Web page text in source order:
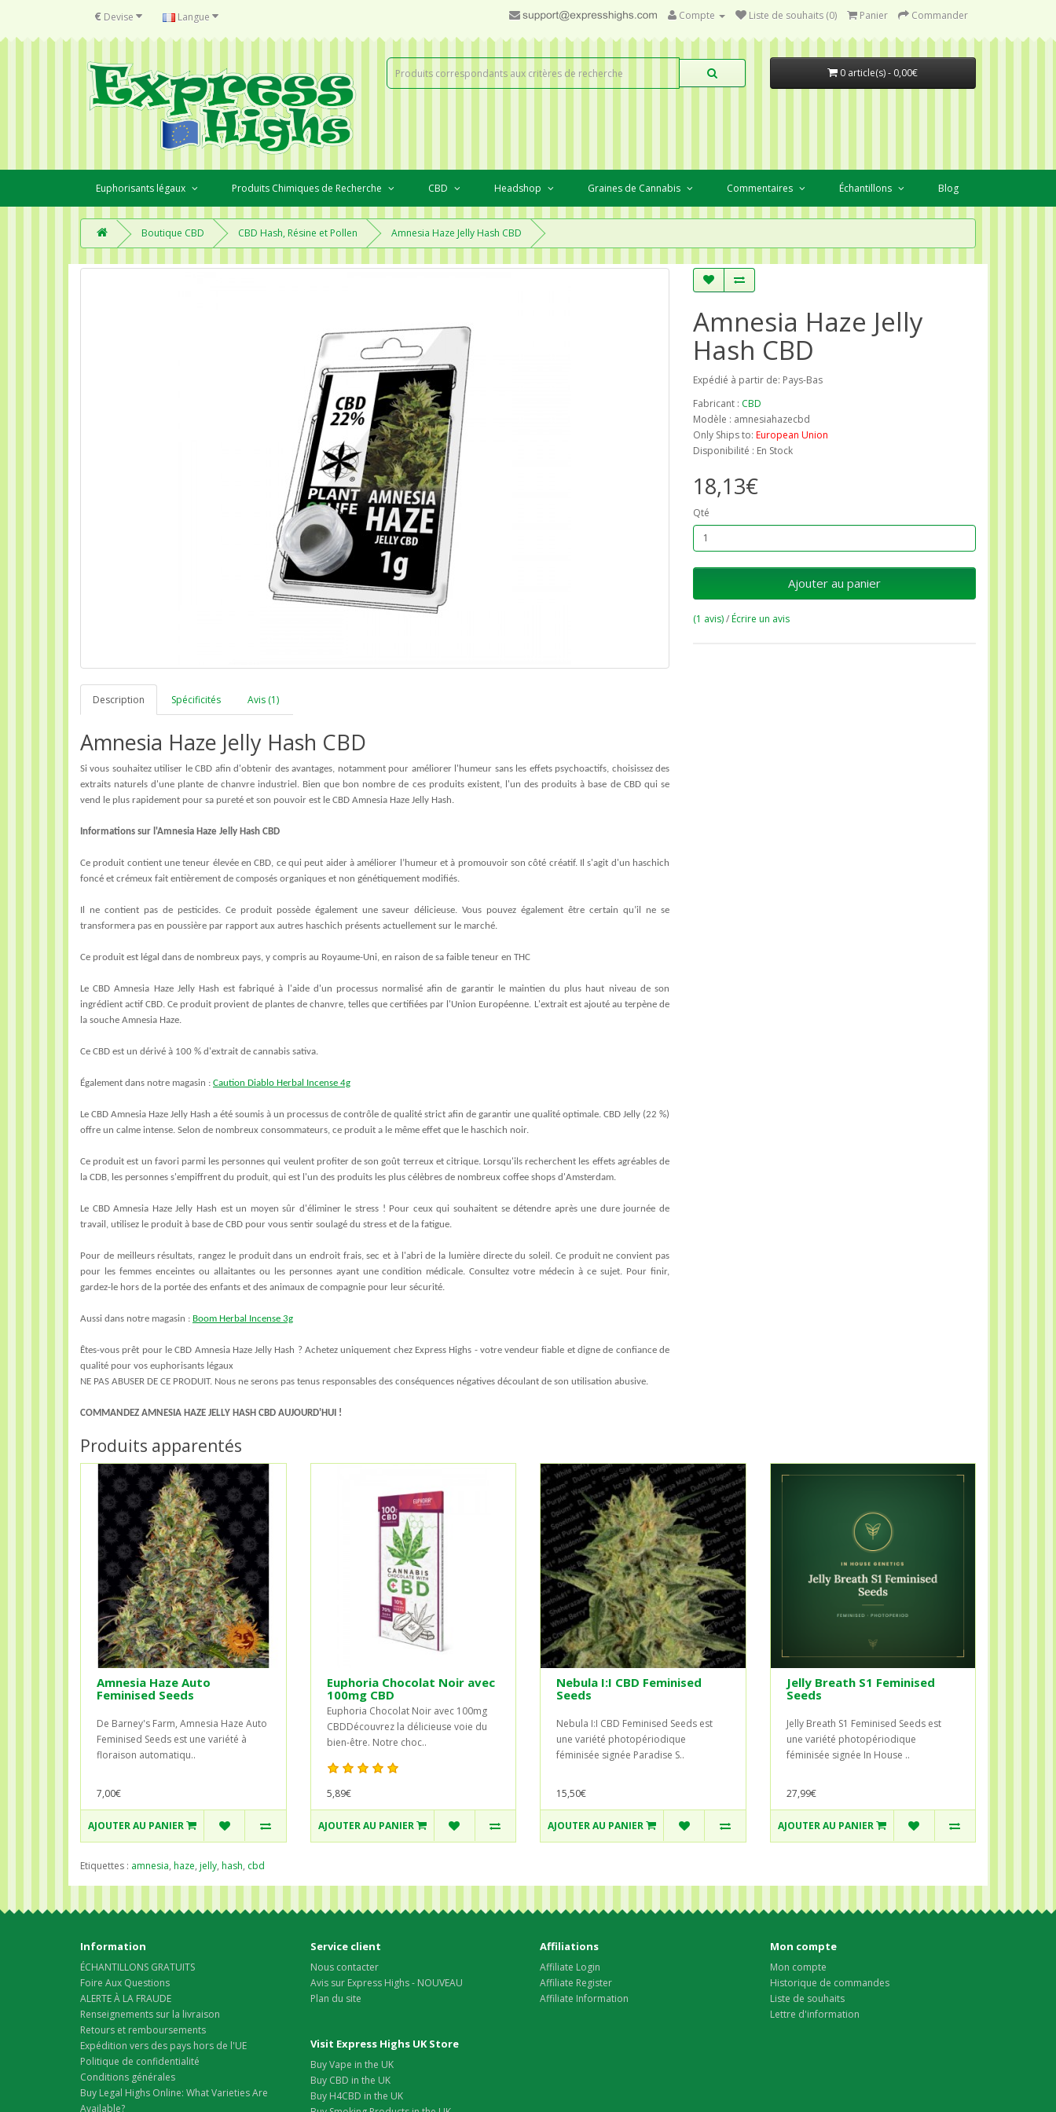
€ Devise Langue Compte Liste de souhaits (0) Panier Commander
0 article(s) - 0,00€
Euphorisants légaux Produits Chimiques de Recherche CBD Headshop Graines de Cannabis Commentaires Échantillons Blog
Boutique CBD CBD Hash, Résine et Pollen Amnesia Haze Jelly Hash CBD
Description Spécificités Avis (1)
Amnesia Haze Jelly Hash CBD
Si vous souhaitez utiliser le CBD afin d'obtenir des avantages, notamment pour améliorer l'humeur sans les effets psychoactifs, choisissez des
extraits naturels d'une plante de chanvre industriel. Bien que bon nombre de ces produits existent, l'un des produits à base de CBD qui se
vend le plus rapidement pour sa pureté et son pouvoir est le CBD Amnesia Haze Jelly Hash.
Informations sur l'Amnesia Haze Jelly Hash CBD
Ce produit contient une teneur élevée en CBD, ce qui peut aider à améliorer l’humeur et à promouvoir son côté créatif. Il s'agit d'un haschich
foncé et crémeux fait entièrement de composés organiques et non génétiquement modifiés.
Il ne contient pas de pesticides. Ce produit possède également une saveur délicieuse. Vous pouvez également être certain qu’il ne se
transformera pas en poussière par rapport aux autres haschich présents actuellement sur le marché.
Ce produit est légal dans de nombreux pays, y compris au Royaume-Uni, en raison de sa faible teneur en THC
Le CBD Amnesia Haze Jelly Hash est fabriqué à l'aide d'un processus normalisé afin de garantir le maintien du plus haut niveau de son
ingrédient actif CBD. Ce produit provient de plantes de chanvre, telles que certifiées par l'Union Européenne. L'extrait est ajouté au terpène de
la souche Amnesia Haze.
Ce CBD est un dérivé à 100 % d'extrait de cannabis sativa.
Également dans notre magasin : Caution Diablo Herbal Incense 4g
Le CBD Amnesia Haze Jelly Hash a été soumis à un processus de contrôle de qualité strict afin de garantir une qualité optimale. CBD Jelly (22 %)
offre un calme intense. Selon de nombreux consommateurs, ce produit a le même effet que le haschich noir.
Ce produit est un favori parmi les personnes qui veulent profiter de son goût terreux et citrique. Lorsqu'ils recherchent les effets agréables de
la CDB, les personnes s'empiffrent du produit, qui est l'un des produits les plus célèbres de nombreux coffee shops d'Amsterdam.
Le CBD Amnesia Haze Jelly Hash est un moyen sûr d'éliminer le stress ! Pour ceux qui souhaitent se détendre après une dure journée de
travail, utilisez le produit à base de CBD pour vous sentir soulagé du stress et de la fatigue.
Pour de meilleurs résultats, rangez le produit dans un endroit frais, sec et à l'abri de la lumière directe du soleil. Ce produit ne convient pas
pour les femmes enceintes ou allaitantes ou les personnes ayant une condition médicale. Consultez votre médecin à ce sujet. Pour finir,
gardez-le hors de la portée des enfants et des animaux de compagnie pour leur sécurité.
Aussi dans notre magasin : Boom Herbal Incense 3g
Êtes-vous prêt pour le CBD Amnesia Haze Jelly Hash ? Achetez uniquement chez Express Highs - votre vendeur fiable et digne de confiance de
qualité pour vos euphorisants légaux
NE PAS ABUSER DE CE PRODUIT. Nous ne serons pas tenus responsables des conséquences négatives découlant de son utilisation abusive.
COMMANDEZ AMNESIA HAZE JELLY HASH CBD AUJOURD'HUI !
Amnesia Haze Jelly
Hash CBD
Expédié à partir de: Pays-Bas
Fabricant : CBD
Modèle : amnesiahazecbd
Only Ships to: European Union
Disponibilité : En Stock
18,13€
Qté
Ajouter au panier
(1 avis)/Écrire un avis
Produits apparentés
Amnesia Haze Auto
Feminised Seeds
De Barney's Farm, Amnesia Haze Auto
Feminised Seeds est une variété à
floraison automatiqu..
7,00€
AJOUTER AU PANIER
Euphoria Chocolat Noir avec
100mg CBD
Euphoria Chocolat Noir avec 100mg
CBDDécouvrez la délicieuse voie du
bien-être. Notre choc..
5,89€
AJOUTER AU PANIER
Nebula I:I CBD Feminised
Seeds
Nebula I:I CBD Feminised Seeds est
une variété photopériodique
féminisée signée Paradise S..
15,50€
AJOUTER AU PANIER
Jelly Breath S1 Feminised
Seeds
Jelly Breath S1 Feminised Seeds est
une variété photopériodique
féminisée signée In House ..
27,99€
AJOUTER AU PANIER
Etiquettes : amnesia, haze, jelly, hash, cbd
Information
ÉCHANTILLONS GRATUITS
Foire Aux Questions
ALERTE À LA FRAUDE
Renseignements sur la livraison
Retours et remboursements
Expédition vers des pays hors de l'UE
Politique de confidentialité
Conditions générales
Buy Legal Highs Online: What Varieties Are
Available?
Service client
Nous contacter
Avis sur Express Highs - NOUVEAU
Plan du site
Affiliations
Affiliate Login
Affiliate Register
Affiliate Information
Mon compte
Mon compte
Historique de commandes
Liste de souhaits
Lettre d'information
Visit Express Highs UK Store
Buy Vape in the UK
Buy CBD in the UK
Buy H4CBD in the UK